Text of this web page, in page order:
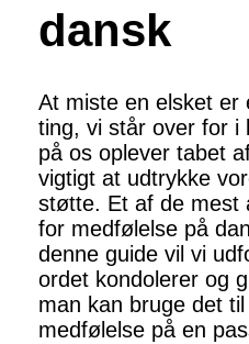
dansk
At miste en elsket
ting, vi står over for
på os oplever tabet
vigtigt at udtrykke
støtte. Et af de mest
for medfølelse på
denne guide vil vi
​​ordet kondolerer og
man kan bruge det
medfølelse på en